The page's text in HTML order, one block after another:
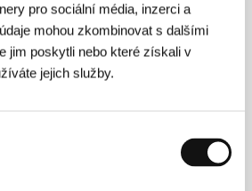
pro sociální média, inzerci a
mohou zkombinovat s dalšími
jim poskytli nebo které získali v
jejich služby.
/ ScénářAndrzej Bart/
/ HudbaWłodek Pawlik/
Studio Filmowe KADR/ Hrají
Janda, Anna Polony, Marcin